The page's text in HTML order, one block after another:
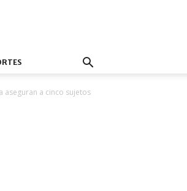
aseguran a cinco sujetos